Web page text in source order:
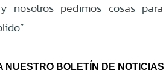
nosotros pedimos cosas
NUESTRO BOLETÍN DE NOTICIAS